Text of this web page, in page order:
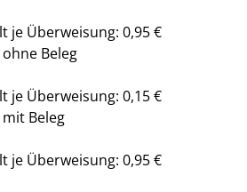
je Überweisung: 0,95 €
Beleg
je Überweisung: 0,15 €
Beleg
je Überweisung: 0,95 €